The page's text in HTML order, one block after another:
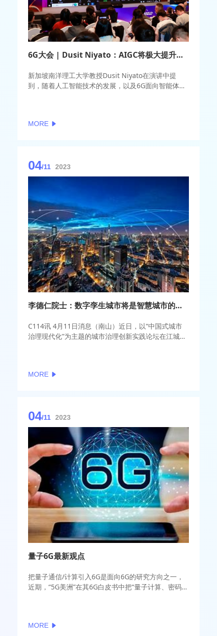
6G大会 | Dusit Niyato：AIGC将极大提升语义通信应用进程
新加坡南洋理工大学教授Dusit Niyato在演讲中提
到，随着人工智能技术的发展，以及6G面向智能体通
节部分或全部地前置到发送端，从而降低传输量，减
MORE
04/11 2023
李德仁院士：数字孪生城市将是智慧城市的新高度
C114讯 4月11日消息（南山）近日，以“中国式城市
治理现代化”为主题的城市治理创新实践论坛在江城武
大咖参会。
MORE
04/11 2023
量子6G最新观点
把量子通信/计算引入6G是面向6G的研究方向之一，
近期，“5G美洲”在其6G白皮书中把“量子计算、密码学
MORE